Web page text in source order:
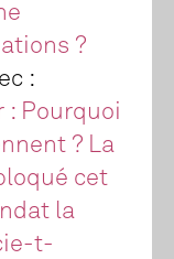
?
:
: Pourquoi
? La
cet
la
t-